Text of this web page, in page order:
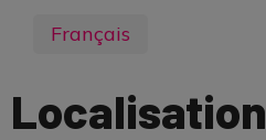
Français
Localisation